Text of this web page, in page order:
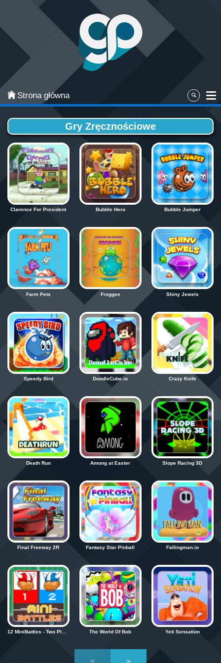
Strona główna
Gry Zręcznościowe
Clarence For President Bubble Hero Bubble Jumper
Farm Pets Froggee Shiny Jewels
Speedy Bird DoodleCube.io Crazy Knife
Death Run Among at Easter Slope Racing 3D
Final Freeway 2R Fantasy Star Pinball Fallingman.io
12 MiniBattles - Two Players The World Of Bob Yeti Sensation
Categories
Najpopularniejsze
Gry zręcznościowe
Gry akcji
Sport
Przygodowe
Gry planszowe i karciane
Łamigłówki
Klasyczne gry
Zaloguj się